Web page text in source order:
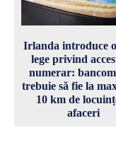
Irlanda introduce
lege privind
numerar:
trebuie să fie la
10 km de
afaceri